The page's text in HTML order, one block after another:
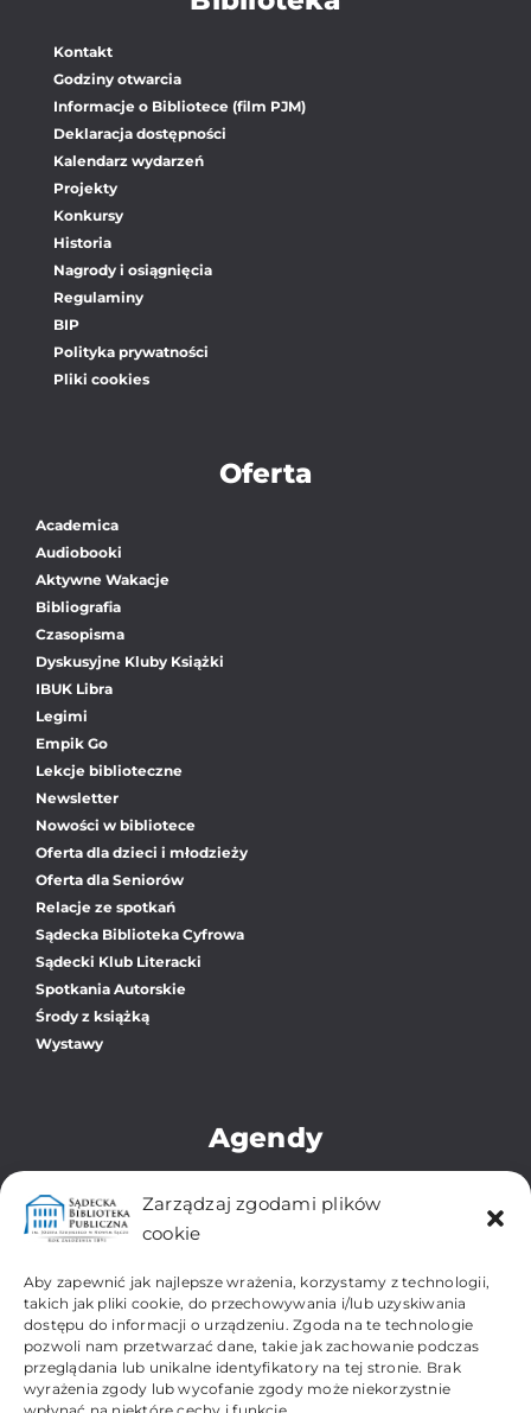
Zarządzaj zgodami plików
cookie
Aby zapewnić jak najlepsze wrażenia, korzystamy z technologii,
takich jak pliki cookie, do przechowywania i/lub uzyskiwania
dostępu do informacji o urządzeniu. Zgoda na te technologie
pozwoli nam przetwarzać dane, takie jak zachowanie podczas
przeglądania lub unikalne identyfikatory na tej stronie. Brak
wyrażenia zgody lub wycofanie zgody może niekorzystnie
Kontakt
Godziny otwarcia
Informacje o Bibliotece (film PJM)
Deklaracja dostępności
Kalendarz wydarzeń
Projekty
Konkursy
Historia
Nagrody i osiągnięcia
Regulaminy
BIP
Polityka prywatności
Pliki cookies
Oferta
Academica
Audiobooki
Aktywne Wakacje
Bibliografia
Czasopisma
Dyskusyjne Kluby Książki
IBUK Libra
Legimi
Empik Go
Lekcje biblioteczne
Newsletter
Nowości w bibliotece
Oferta dla dzieci i młodzieży
Oferta dla Seniorów
Relacje ze spotkań
Sądecka Biblioteka Cyfrowa
Sądecki Klub Literacki
Spotkania Autorskie
Środy z książką
Wystawy
Agendy
Oddział dla Dzieci i Młodzieży
Zbiory Regionalne i Zabytkowe
Filia Os. Gorzków-Wojska Polskiego
Filia Os. Kochanowskiego
Filia Os. Millenium
Filia Os. Przydworcowe
Filia Os. Biegonice-Dąbrówka